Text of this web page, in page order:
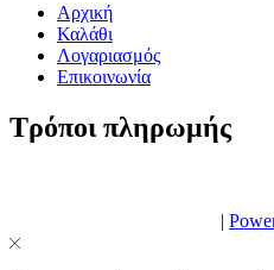
Αρχική
Καλάθι
Λογαριασμός
Επικοινωνία
Τρόποι πληρωμής
|